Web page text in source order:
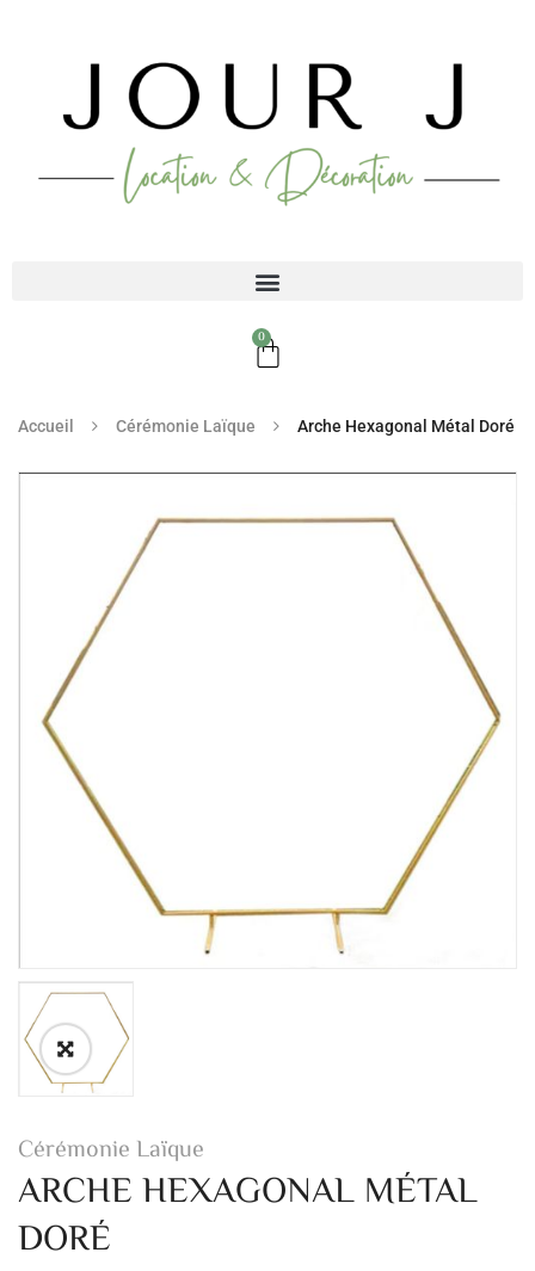
0
Accueil Cérémonie Laïque Arche Hexagonal Métal Doré
Cérémonie Laïque
ARCHE HEXAGONAL MÉTAL
DORÉ